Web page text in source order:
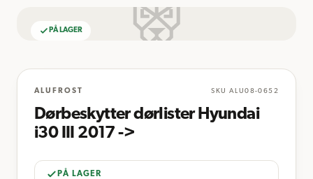
PÅ LAGER
ALUFROST SKU ALU08-0652
Dørbeskytter dørlister Hyundai
i30 III 2017 ->
PÅ LAGER